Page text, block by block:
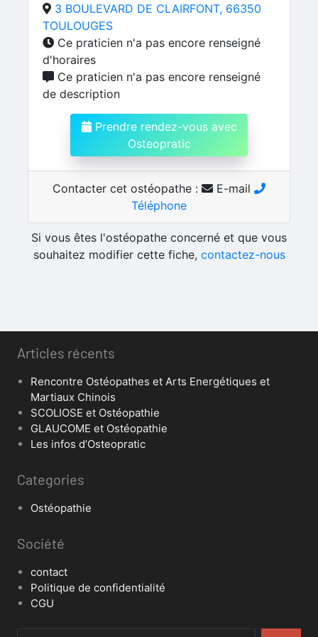
3 BOULEVARD DE CLAIRFONT, 66350
TOULOUGES
Ce praticien n'a pas encore renseigné
d'horaires
Ce praticien n'a pas encore renseigné
de description
Prendre rendez-vous avec
Osteopratic
Contacter cet ostéopathe :
E-mail
Téléphone
Si vous êtes l'ostéopathe concerné et que vous
souhaitez modifier cette fiche, contactez-nous
Articles récents
Rencontre Ostéopathes et Arts Energétiques et
Martiaux Chinois
SCOLIOSE et Ostéopathie
GLAUCOME et Ostéopathie
Les infos d’Osteopratic
Categories
Ostéopathie
Société
contact
Politique de confidentialité
CGU